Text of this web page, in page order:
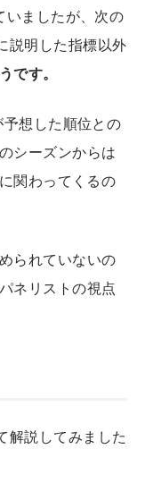
ましたが、次の
説明した指標以外
です。
想した順位との
シーズンからは
関わってくるの
られていないの
ネリストの視点
解説してみました